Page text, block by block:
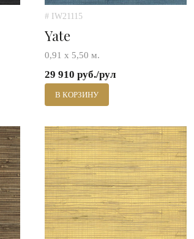
# IW21115
Yate
0,91 х 5,50 м.
29 910 руб./рул
В КОРЗИНУ